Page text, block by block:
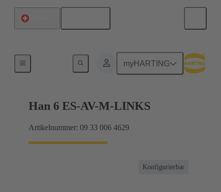
myHARTING
Anschlussverteiler
Han 6 ES-AV-M-LINKS
Artikelnummer: 09 33 006 4629
Konfigurierbar